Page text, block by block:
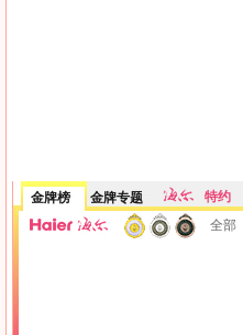
金牌榜 金牌专题 特约
全部